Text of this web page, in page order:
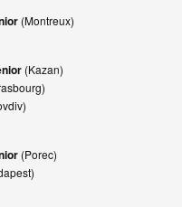
(Montreux)
(Kazan)
(Porec)